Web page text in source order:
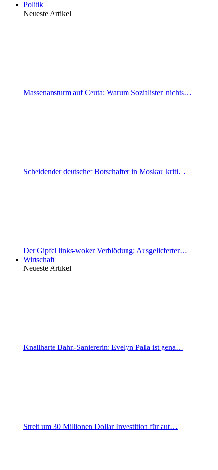
Politik
Neueste Artikel
Massenansturm auf Ceuta: Warum Sozialisten nichts…
Scheidender deutscher Botschafter in Moskau kriti…
Der Gipfel links-woker Verblödung: Ausgelieferter…
Wirtschaft
Neueste Artikel
Knallharte Bahn-Saniererin: Evelyn Palla ist gena…
Streit um 30 Millionen Dollar Investition für aut…